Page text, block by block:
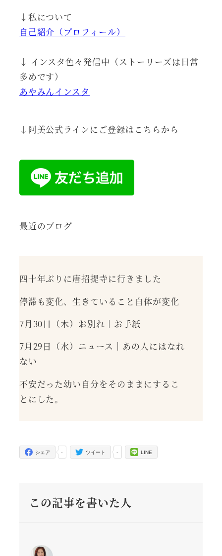
↓私について
自己紹介（プロフィール）
↓ インスタ色々発信中（ストーリーズは日常
多めです）
あやみんインスタ
↓阿美公式ラインにご登録はこちらから
最近のブログ
四十年ぶりに唐招提寺に行きました
停滞も変化、生きていること自体が変化
7月30日（木）お別れ｜お手紙
7月29日（水）ニュース｜あの人にはなれ
ない
不安だった幼い自分をそのままにするこ
とにした。
-
シェア -
ツイート LINE
この記事を書いた人